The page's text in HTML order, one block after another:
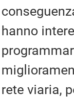
hanno
rete viaria,